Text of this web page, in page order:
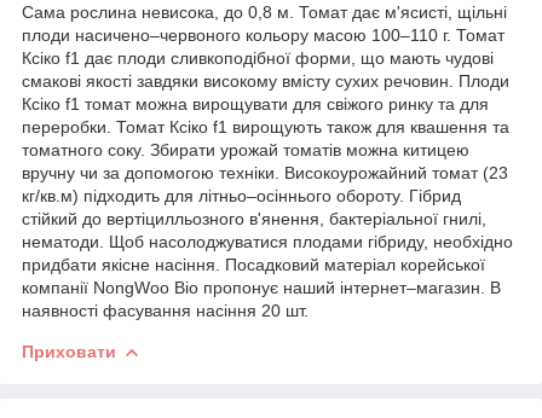
Сама рослина невисока, до 0,8 м. Томат дає м'ясисті, щільні
плоди насичено–червоного кольору масою 100–110 г. Томат
Ксіко f1 дає плоди сливкоподібної форми, що мають чудові
смакові якості завдяки високому вмісту сухих речовин. Плоди
Ксіко f1 томат можна вирощувати для свіжого ринку та для
переробки. Томат Ксіко f1 вирощують також для квашення та
томатного соку. Збирати урожай томатів можна китицею
вручну чи за допомогою техніки. Високоурожайний томат (23
кг/кв.м) підходить для літньо–осіннього обороту. Гібрид
стійкий до вертіцилльозного в'янення, бактеріальної гнилі,
нематоди. Щоб насолоджуватися плодами гібриду, необхідно
придбати якісне насіння. Посадковий матеріал корейської
компанії NongWoo Bio пропонує наший інтернет–магазин. В
наявності фасування насіння 20 шт.
Приховати